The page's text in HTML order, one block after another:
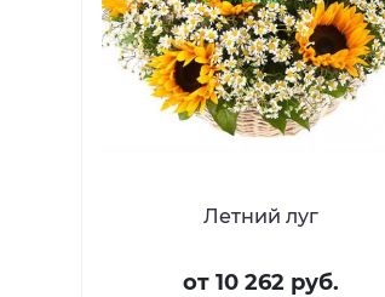
Летний луг
от 10 262 руб.